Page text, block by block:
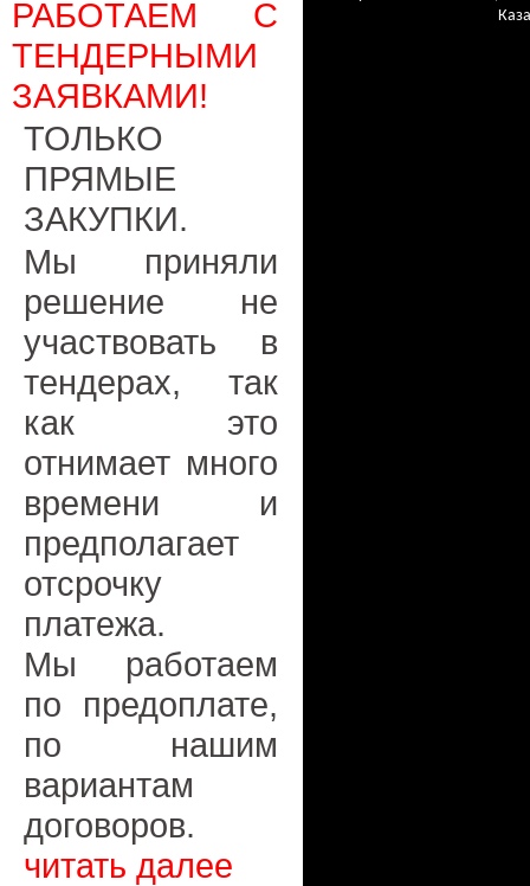
РАБОТАЕМ С
ТЕНДЕРНЫМИ
ЗАЯВКАМИ!
ТОЛЬКО
ПРЯМЫЕ
ЗАКУПКИ.
Мы приняли
решение не
участвовать в
тендерах, так
как это
отнимает много
времени и
предполагает
отсрочку
платежа.
Мы работаем
по предоплате,
по нашим
вариантам
договоров.
читать далее